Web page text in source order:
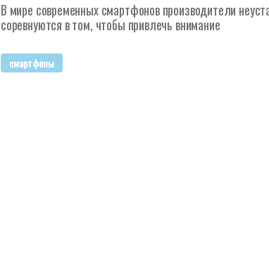
В мире современных смартфонов производители
соревнуются в том, чтобы привлечь внимание
смартфоны